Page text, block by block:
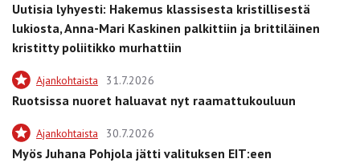
Uutisia lyhyesti: Hakemus klassisesta kristillisestä
lukiosta, Anna-Mari Kaskinen palkittiin ja brittiläinen
kristitty poliitikko murhattiin
Ajankohtaista 31.7.2026
Ruotsissa nuoret haluavat nyt raamattukouluun
Ajankohtaista 30.7.2026
Myös Juhana Pohjola jätti valituksen EIT:een